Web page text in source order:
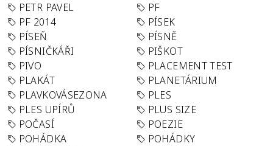
PETR PAVEL
PF
PF 2014
PÍSEK
PÍSEŇ
PÍSNĚ
PÍSNIČKÁŘI
PIŠKOT
PIVO
PLACEMENT TEST
PLAKÁT
PLANETÁRIUM
PLAVKOVÁSEZONA
PLES
PLES UPÍRŮ
PLUS SIZE
POČASÍ
POEZIE
POHÁDKA
POHÁDKY